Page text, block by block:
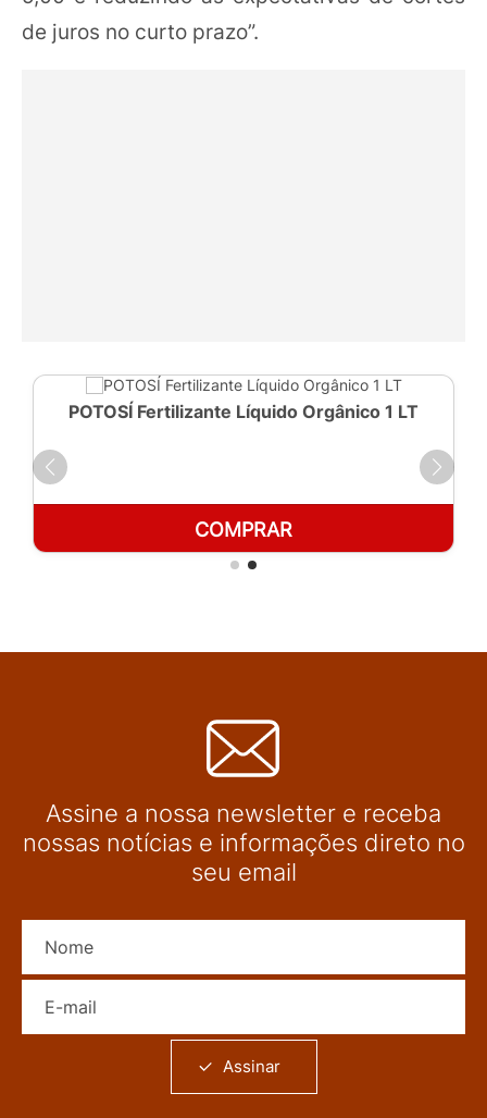
de juros no curto prazo”.
POTOSÍ Fertilizante Líquido Orgânico 1 LT
COMPRAR
Assine a nossa newsletter e receba
nossas notícias e informações direto no
seu email
Assinar